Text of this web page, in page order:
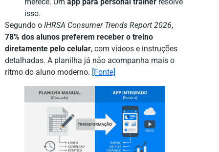
isso.
Segundo o IHRSA Consumer Trends Report 2026,
78% dos alunos preferem receber o treino
diretamente pelo celular, com vídeos e instruções
detalhadas. A planilha já não acompanha mais o
ritmo do aluno moderno. [Fonte]